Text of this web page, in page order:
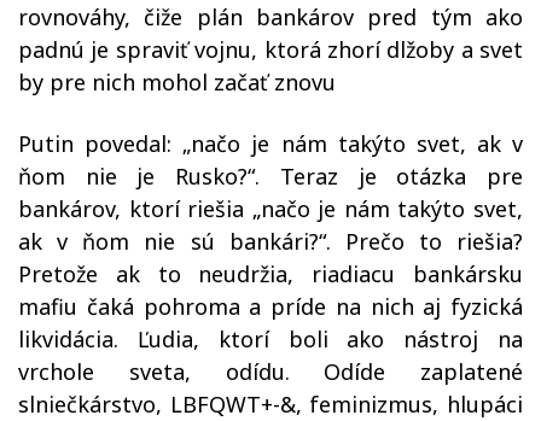
rovnováhy, čiže plán bankárov pred tým ako
padnú je spraviť vojnu, ktorá zhorí dlžoby a svet
by pre nich mohol začať znovu
Putin povedal: „načo je nám takýto svet, ak v
ňom nie je Rusko?“. Teraz je otázka pre
bankárov, ktorí riešia „načo je nám takýto svet,
ak v ňom nie sú bankári?“. Prečo to riešia?
Pretože ak to neudržia, riadiacu bankársku
mafiu čaká pohroma a príde na nich aj fyzická
likvidácia. Ľudia, ktorí boli ako nástroj na
vrchole sveta, odídu. Odíde zaplatené
slniečkárstvo, LBFQWT+-&, feminizmus, hlupáci